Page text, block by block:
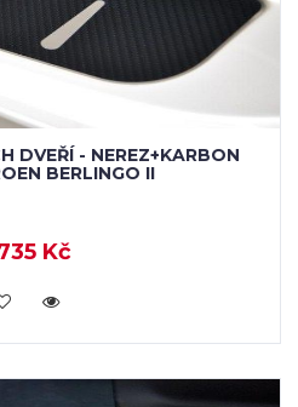
DVEŘÍ - NEREZ+KARBON
BERLINGO II
Kč